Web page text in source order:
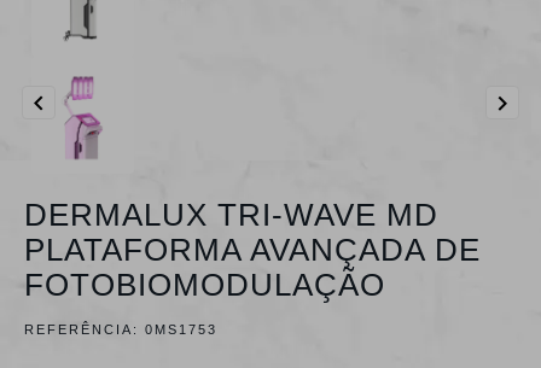
 
DERMALUX TRI-WAVE MD
PLATAFORMA AVANÇADA DE
FOTOBIOMODULAÇÃO
REFERÊNCIA: 0MS1753